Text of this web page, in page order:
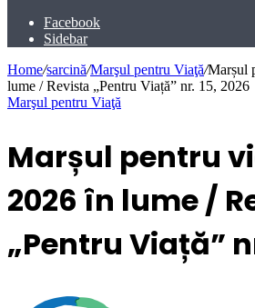
Facebook
Sidebar
Home/sarcină/Marşul pentru Viaţă/Marșul
lume / Revista „Pentru Viață” nr. 15, 2026
Marşul pentru Viaţă
Marșul pentru
2026 în lume /
„Pentru Viață”